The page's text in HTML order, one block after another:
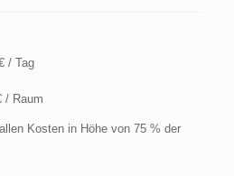
/ Tag
/ Raum
Kosten in Höhe von 75 % der